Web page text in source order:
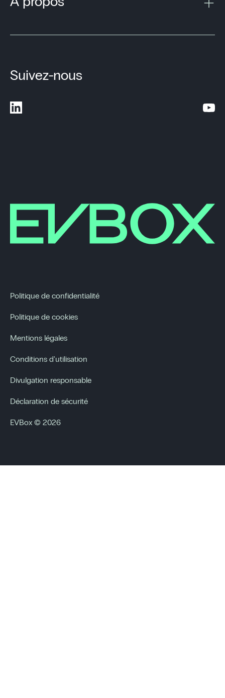
Suivez-nous
Politique de confidentialité
Politique de cookies
Mentions légales
Conditions d'utilisation
Divulgation responsable
Déclaration de sécurité
EVBox © 2026